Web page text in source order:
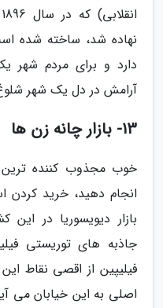
دارد و برای مردم شهر
آرامش در دل یک شهر
13- بازار چانه زن ها
خوب مجذوب کننده ترین
انجام دهید، خرید کردن
بازار دیویسوریا در
جاذبه های توریستی
فیلیپین از اقصی نقاط
اصلی به این خیابان می